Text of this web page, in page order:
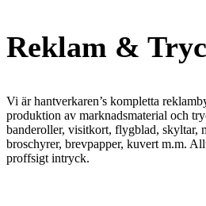
Reklam &
Vi är hantverkaren’s kompletta
produktion av marknadsmaterial och
banderoller, visitkort, flygblad, skyltar,
broschyrer, brevpapper, kuvert m.m.
proffsigt intryck.